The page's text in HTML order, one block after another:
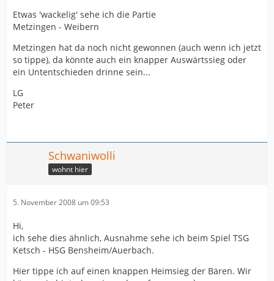
Etwas 'wackelig' sehe ich die Partie
Metzingen - Weibern
Metzingen hat da noch nicht gewonnen (auch wenn ich jetzt
so tippe), da könnte auch ein knapper Auswärtssieg oder
ein Untentschieden drinne sein...
LG
Peter
Schwaniwolli
wohnt hier
5. November 2008 um 09:53
Hi,
ich sehe dies ähnlich, Ausnahme sehe ich beim Spiel TSG
Ketsch - HSG Bensheim/Auerbach.
Hier tippe ich auf einen knappen Heimsieg der Bären. Wir